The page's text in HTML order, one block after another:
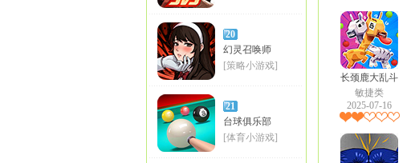
20
幻灵召唤师
[策略小游戏]
21
台球俱乐部
[体育小游戏]
长颈鹿大乱斗
敏捷类
2025-07-16